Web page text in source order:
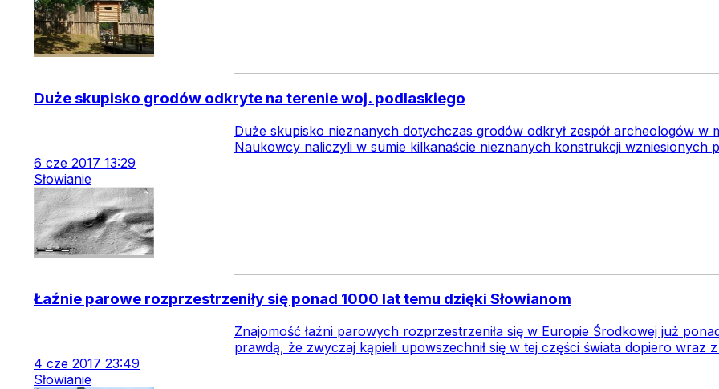
Duże skupisko grodów odkryte na terenie woj. podlaskiego
Duże skupisko nieznanych dotychczas grodów odkrył zespół archeologów w
Naukowcy naliczyli w sumie kilkanaście nieznanych konstrukcji wzniesionych
6 cze 2017 13:29
Słowianie
Łaźnie parowe rozprzestrzeniły się ponad 1000 lat temu dzięki Słowianom
Znajomość łaźni parowych rozprzestrzeniła się w Europie Środkowej już
prawdą, że zwyczaj kąpieli upowszechnił się w tej części świata dopiero wraz
4 cze 2017 23:49
Słowianie